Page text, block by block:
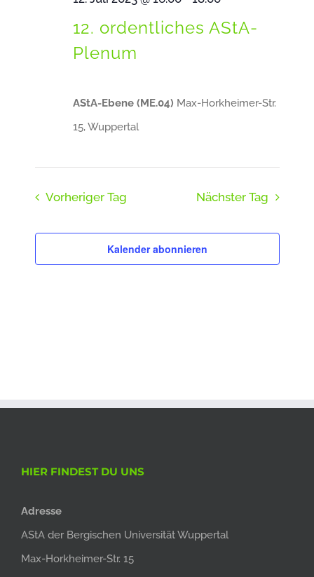
12. ordentliches AStA-
Plenum
AStA-Ebene (ME.04) Max-Horkheimer-Str.
15, Wuppertal
Vorheriger Tag Nächster Tag
Kalender abonnieren
HIER FINDEST DU UNS
Adresse
AStA der Bergischen Universität Wuppertal
Max-Horkheimer-Str. 15